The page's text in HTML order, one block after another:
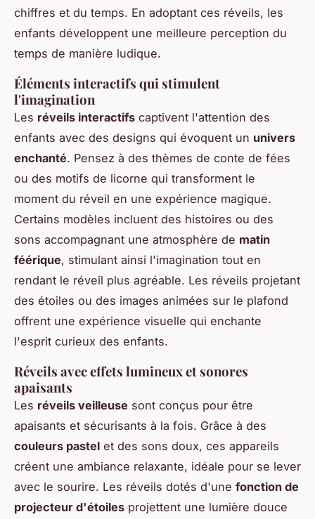
chiffres et du temps. En adoptant ces réveils, les
enfants développent une meilleure perception du
temps de manière ludique.
Éléments interactifs qui stimulent
l'imagination
Les réveils interactifs captivent l'attention des
enfants avec des designs qui évoquent un univers
enchanté. Pensez à des thèmes de conte de fées
ou des motifs de licorne qui transforment le
moment du réveil en une expérience magique.
Certains modèles incluent des histoires ou des
sons accompagnant une atmosphère de matin
féérique, stimulant ainsi l'imagination tout en
rendant le réveil plus agréable. Les réveils projetant
des étoiles ou des images animées sur le plafond
offrent une expérience visuelle qui enchante
l'esprit curieux des enfants.
Réveils avec effets lumineux et sonores
apaisants
Les réveils veilleuse sont conçus pour être
apaisants et sécurisants à la fois. Grâce à des
couleurs pastel et des sons doux, ces appareils
créent une ambiance relaxante, idéale pour se lever
avec le sourire. Les réveils dotés d'une fonction de
projecteur d'étoiles projettent une lumière douce